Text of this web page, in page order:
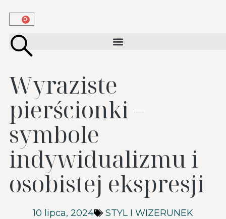
0
Wyraziste
pierścionki –
symbole
indywidualizmu i
osobistej ekspresji
10 lipca, 2024 STYL I WIZERUNEK